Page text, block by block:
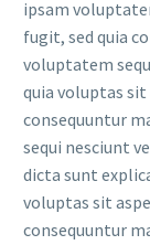
ipsam
fugit, sed quia
voluptatem
quia voluptas
consequuntur
sequi nesciunt
dicta sunt
voluptas sit
consequuntur